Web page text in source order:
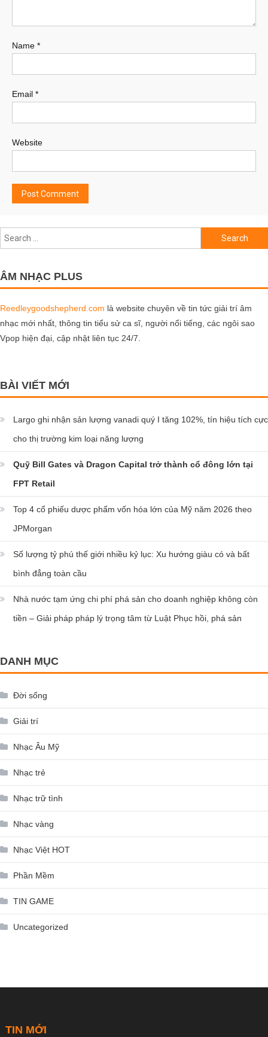
Name *
Email *
Website
Search
for:
ÂM NHẠC PLUS
Reedleygoodshepherd.com là website chuyên về tin tức giải trí âm
nhạc mới nhất, thông tin tiểu sử ca sĩ, người nổi tiếng, các ngôi sao
Vpop hiện đại, cập nhật liên tục 24/7.
BÀI VIẾT MỚI
Largo ghi nhận sản lượng vanadi quý I tăng 102%, tín hiệu tích cực
cho thị trường kim loại năng lượng
Quỹ Bill Gates và Dragon Capital trở thành cổ đông lớn tại
FPT Retail
Top 4 cổ phiếu dược phẩm vốn hóa lớn của Mỹ năm 2026 theo
JPMorgan
Số lượng tỷ phú thế giới nhiều kỷ lục: Xu hướng giàu có và bất
bình đẳng toàn cầu
Nhà nước tạm ứng chi phí phá sản cho doanh nghiệp không còn
tiền – Giải pháp pháp lý trọng tâm từ Luật Phục hồi, phá sản
DANH MỤC
Đời sống
Giải trí
Nhạc Âu Mỹ
Nhạc trẻ
Nhạc trữ tình
Nhạc vàng
Nhạc Việt HOT
Phần Mềm
TIN GAME
Uncategorized
TIN MỚI